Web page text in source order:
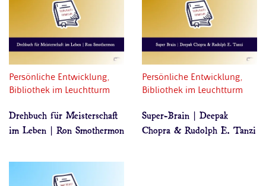
Persönliche Entwicklung,
Bibliothek im Leuchtturm
Drehbuch für Meisterschaft
im Leben | Ron Smothermon
Persönliche Entwicklung,
Bibliothek im Leuchtturm
Super-Brain | Deepak
Chopra & Rudolph E. Tanzi